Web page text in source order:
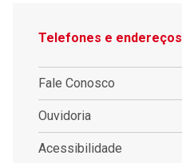
Telefones e endereços
Fale Conosco
Ouvidoria
Acessibilidade